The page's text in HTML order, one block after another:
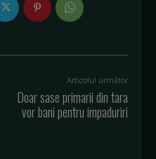
Articolul următor
Doar sase primarii din tara
vor bani pentru impaduriri